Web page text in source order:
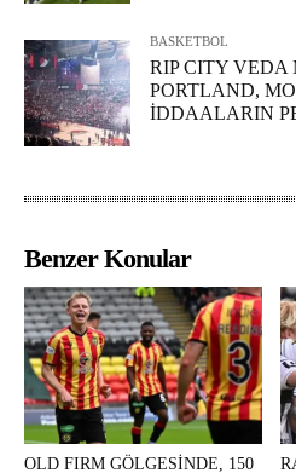
BASKETBOL
RIP CITY VEDA
PORTLAND,
İDDAALARIN
Benzer Konular
OLD FIRM GÖLGESİNDE, 150